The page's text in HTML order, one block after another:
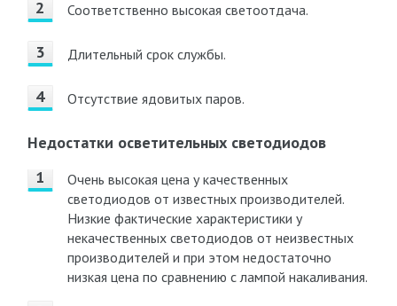
Соответственно высокая светоотдача.
Длительный срок службы.
Отсутствие ядовитых паров.
Недостатки осветительных светодиодов
Очень высокая цена у качественных
светодиодов от известных производителей.
Низкие фактические характеристики у
некачественных светодиодов от неизвестных
производителей и при этом недостаточно
низкая цена по сравнению с лампой накаливания.